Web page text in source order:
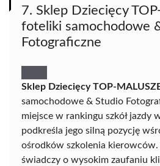
7. Sklep Dziecięcy
foteliki samochodowe
Fotograficzne
Sklep Dziecięcy TOP-
samochodowe & Studio
miejsce w rankingu szkół jazdy
podkreśla jego silną pozycję
ośrodków szkolenia kierowców.
świadczy o wysokim zaufaniu